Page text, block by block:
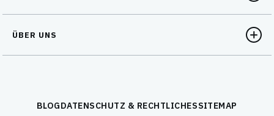
ÜBER UNS
BLOGDATENSCHUTZ & RECHTLICHESSITEMAP